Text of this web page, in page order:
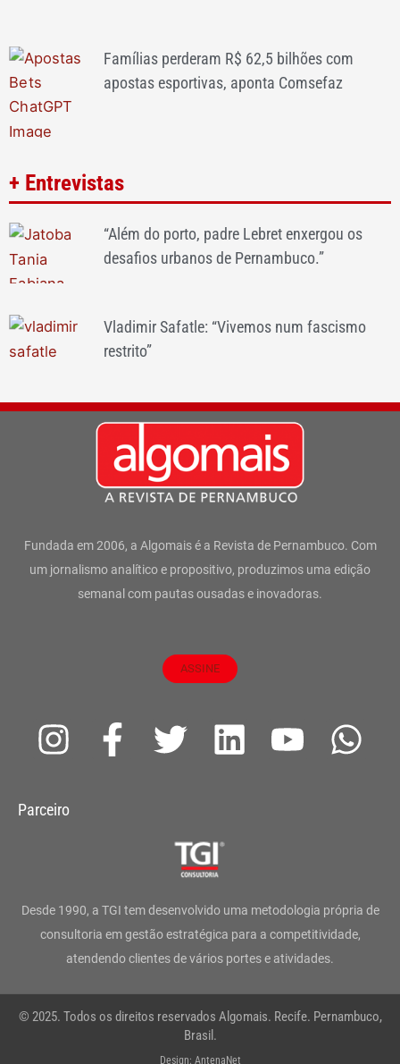
Famílias perderam R$ 62,5 bilhões com
apostas esportivas, aponta Comsefaz
+ Entrevistas
“Além do porto, padre Lebret enxergou os
desafios urbanos de Pernambuco.”
Vladimir Safatle: “Vivemos num fascismo
restrito”
Fundada em 2006, a Algomais é a Revista de Pernambuco. Com
um jornalismo analítico e propositivo, produzimos uma edição
semanal com pautas ousadas e inovadoras.
ASSINE
I
s
g
r
a
m
F
a
o
o
k
-
T
t
e
r
L
d
i
n
Y
b
e
W
a
p
Parceiro
Desde 1990, a TGI tem desenvolvido uma metodologia própria de
consultoria em gestão estratégica para a competitividade,
atendendo clientes de vários portes e atividades.
© 2025. Todos os direitos reservados Algomais. Recife. Pernambuco,
Brasil.
Design: AntenaNet